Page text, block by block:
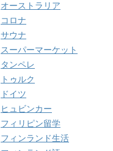
オーストラリア
コロナ
サウナ
スーパーマーケット
タンペレ
トゥルク
ドイツ
ヒュビンカー
フィリピン留学
フィンランド生活